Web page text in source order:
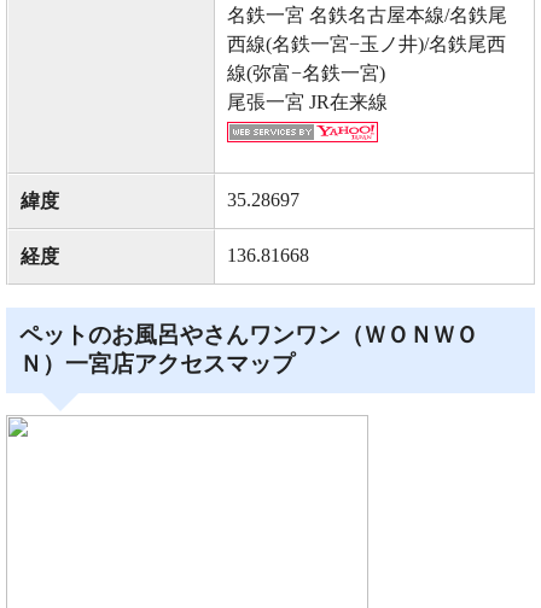
名鉄一宮 名鉄名古屋本線/名鉄尾
西線(名鉄一宮−玉ノ井)/名鉄尾西
線(弥富−名鉄一宮)
尾張一宮 JR在来線
緯度 35.28697
経度 136.81668
ペットのお風呂やさんワンワン（ＷＯＮＷＯ
Ｎ）一宮店アクセスマップ